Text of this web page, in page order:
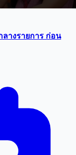
ลางรายการ ก่อน